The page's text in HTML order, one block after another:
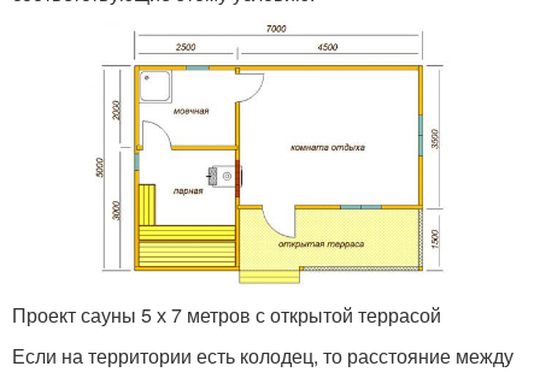
Проект сауны 5 х 7 метров с открытой террасой
Если на территории есть колодец, то расстояние между